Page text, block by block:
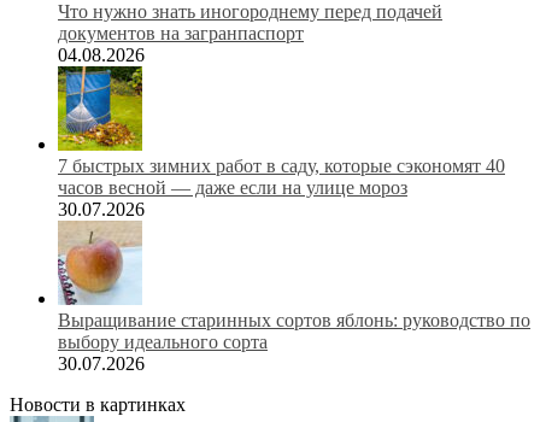
Что нужно знать иногороднему перед подачей
документов на загранпаспорт
04.08.2026
7 быстрых зимних работ в саду, которые сэкономят 40
часов весной — даже если на улице мороз
30.07.2026
Выращивание старинных сортов яблонь: руководство по
выбору идеального сорта
30.07.2026
Новости в картинках